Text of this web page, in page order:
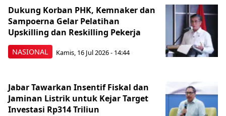
NASIONAL
Dukung Korban PHK, Kemnaker dan
Sampoerna Gelar Pelatihan
Upskilling dan Reskilling Pekerja
Kamis, 16 Jul 2026 - 14:44
Jabar Tawarkan Insentif Fiskal dan
Jaminan Listrik untuk Kejar Target
Investasi Rp314 Triliun